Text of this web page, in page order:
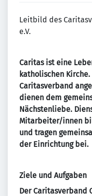
Leitbild des
e.V.
Caritas ist eine
katholischen
Caritasverband
dienen dem
Nächstenliebe.
Mitarbeiter/innen
und tragen
der Einrichtung bei.
Ziele und Aufgaben
Der Caritasverband